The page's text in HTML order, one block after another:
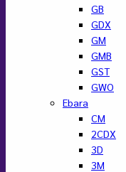
GB
GDX
GM
GMB
GST
GWO
Ebara
CM
2CDX
3D
3M